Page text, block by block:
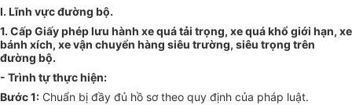
I. Lĩnh vực đường bộ.
1. Cấp Giấy phép lưu hành xe quá tải trọng, xe quá khổ giới hạn, xe
bánh xích, xe vận chuyển hàng siêu trường, siêu trọng trên
đường bộ.
- Trình tự thực hiện:
Bước 1: Chuẩn bị đầy đủ hồ sơ theo quy định của pháp luật.